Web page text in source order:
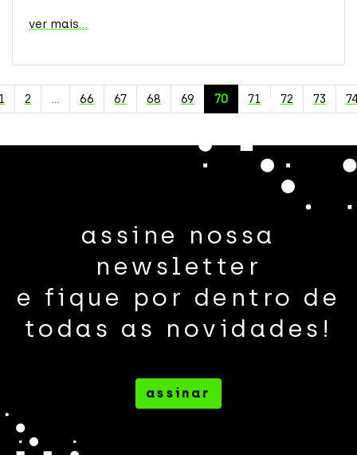
ver mais...
2 … 66 67 68 69 70 71 72 73
assine nossa
newsletter
e fique por dentro de
todas as novidades!
assinar